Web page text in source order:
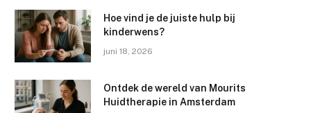
Hoe vind je de juiste hulp bij
kinderwens?
juni 18, 2026
Ontdek de wereld van Mourits
Huidtherapie in Amsterdam